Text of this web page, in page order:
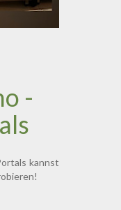
-
kannst